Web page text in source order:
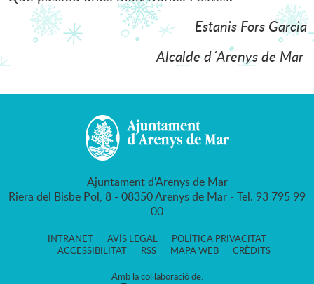
Estanis Fors Garcia
Alcalde d´Arenys de Mar
Ajuntament d'Arenys de Mar
Riera del Bisbe Pol, 8 - 08350 Arenys de Mar - Tel. 93 795 99
00
INTRANET AVÍS LEGAL
POLÍTICA PRIVACITAT
ACCESSIBILITAT
RSS MAPA WEB CRÈDITS
Amb la col·laboració de: